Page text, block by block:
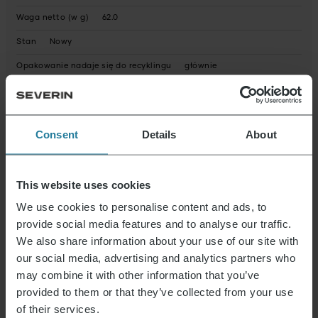
Consent Details About
This website uses cookies
We use cookies to personalise content and ads, to
provide social media features and to analyse our traffic.
We also share information about your use of our site with
our social media, advertising and analytics partners who
may combine it with other information that you’ve
provided to them or that they’ve collected from your use
of their services.
Waga netto (w g) 62.0
Stan Nowy
Opakowanie nadaje się do recyklingu głównie
Instrukcja obsługi w pełni nadająca się do recyklingu Tak
Urządzenie zawiera materiały pochodzące z recyklingu Nei
Możliwe substancje niebezpieczne
Wymiary opakowania (wys. x szer. x gł.) (w cm)
Reparaturservice niedostępny
Elektrogeräte Rücknahme
Datenblatt 10007225000_pl.pdf